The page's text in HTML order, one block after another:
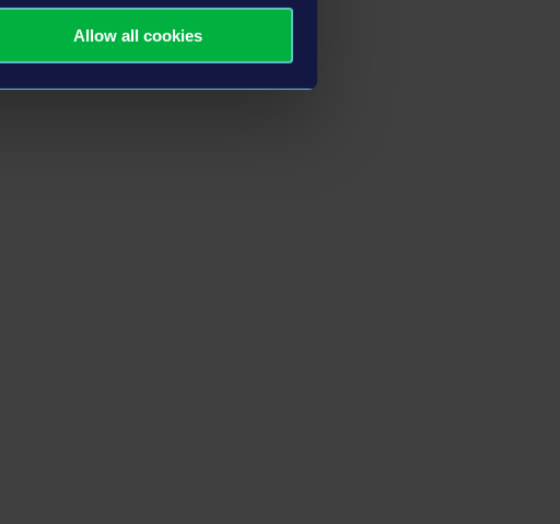
Allow all cookies